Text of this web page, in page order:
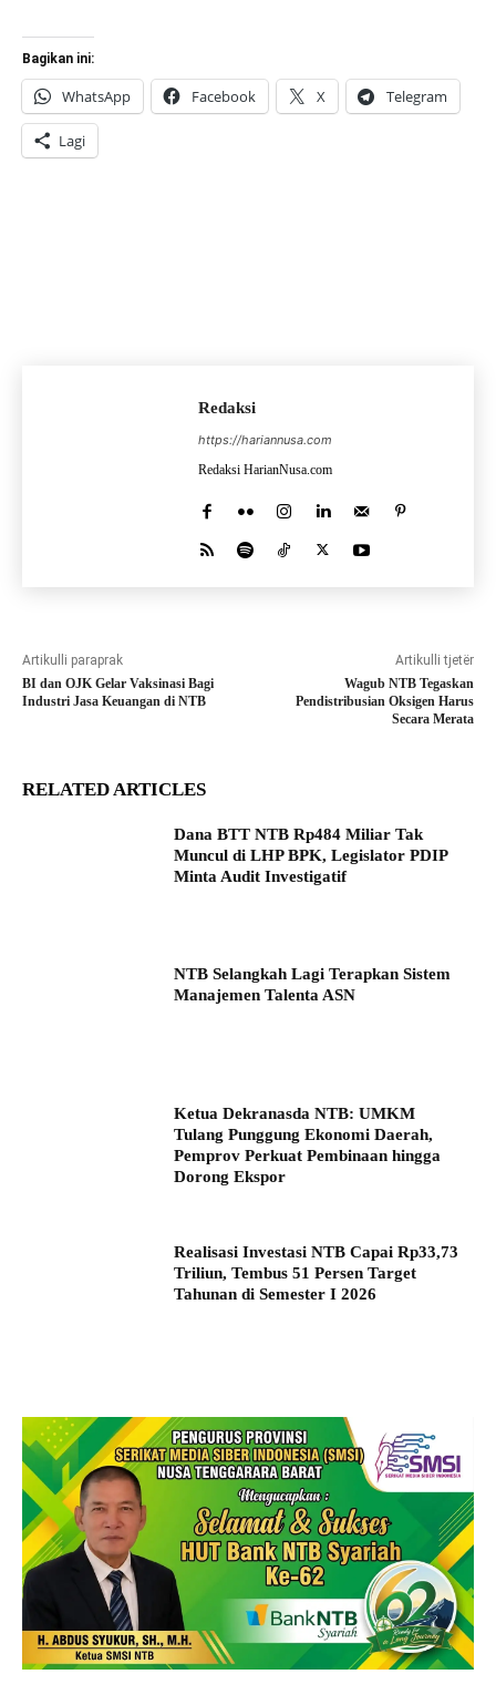
Bagikan ini:
WhatsApp Facebook X Telegram
Lagi
Redaksi
https://hariannusa.com
Redaksi HarianNusa.com
Artikulli paraprak
BI dan OJK Gelar Vaksinasi Bagi
Industri Jasa Keuangan di NTB
Artikulli tjetër
Wagub NTB Tegaskan
Pendistribusian Oksigen Harus
Secara Merata
RELATED ARTICLES
Dana BTT NTB Rp484 Miliar Tak
Muncul di LHP BPK, Legislator PDIP
Minta Audit Investigatif
NTB Selangkah Lagi Terapkan Sistem
Manajemen Talenta ASN
Ketua Dekranasda NTB: UMKM
Tulang Punggung Ekonomi Daerah,
Pemprov Perkuat Pembinaan hingga
Dorong Ekspor
Realisasi Investasi NTB Capai Rp33,73
Triliun, Tembus 51 Persen Target
Tahunan di Semester I 2026